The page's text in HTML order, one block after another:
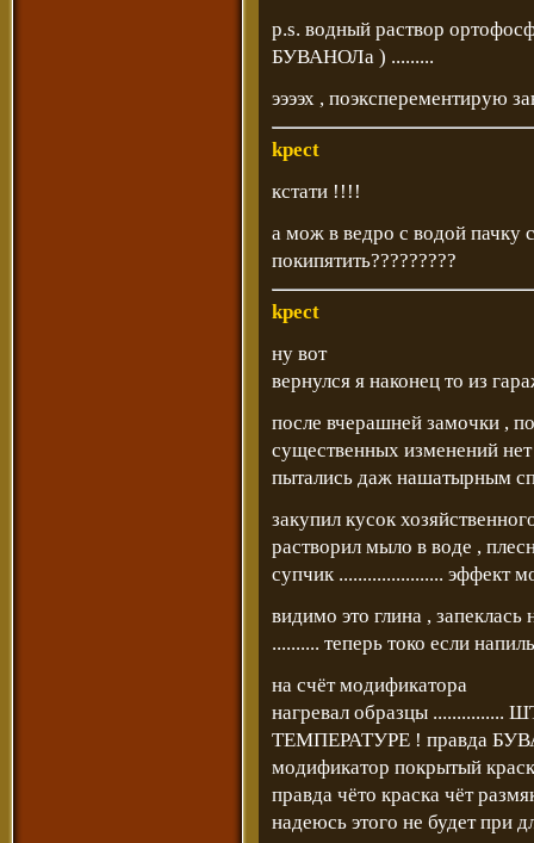
p.s. водный раствор
БУВАНОЛа ) .........
ээээх , поэксперементирую
kpect
кстати !!!!
а мож в ведро с водой
покипятить?????????
kpect
ну вот
вернулся я наконец то из
после вчерашней замочки ,
существенных изменений нет
пытались даж нашатырным
закупил кусок
растворил мыло в воде ,
супчик ...................... эффект
видимо это глина , запеклась
.......... теперь токо если
на счёт модификатора
нагревал образцы
ТЕМПЕРАТУРЕ ! правда
модификатор покрытый
правда чёто краска чёт
надеюсь этого не будет при